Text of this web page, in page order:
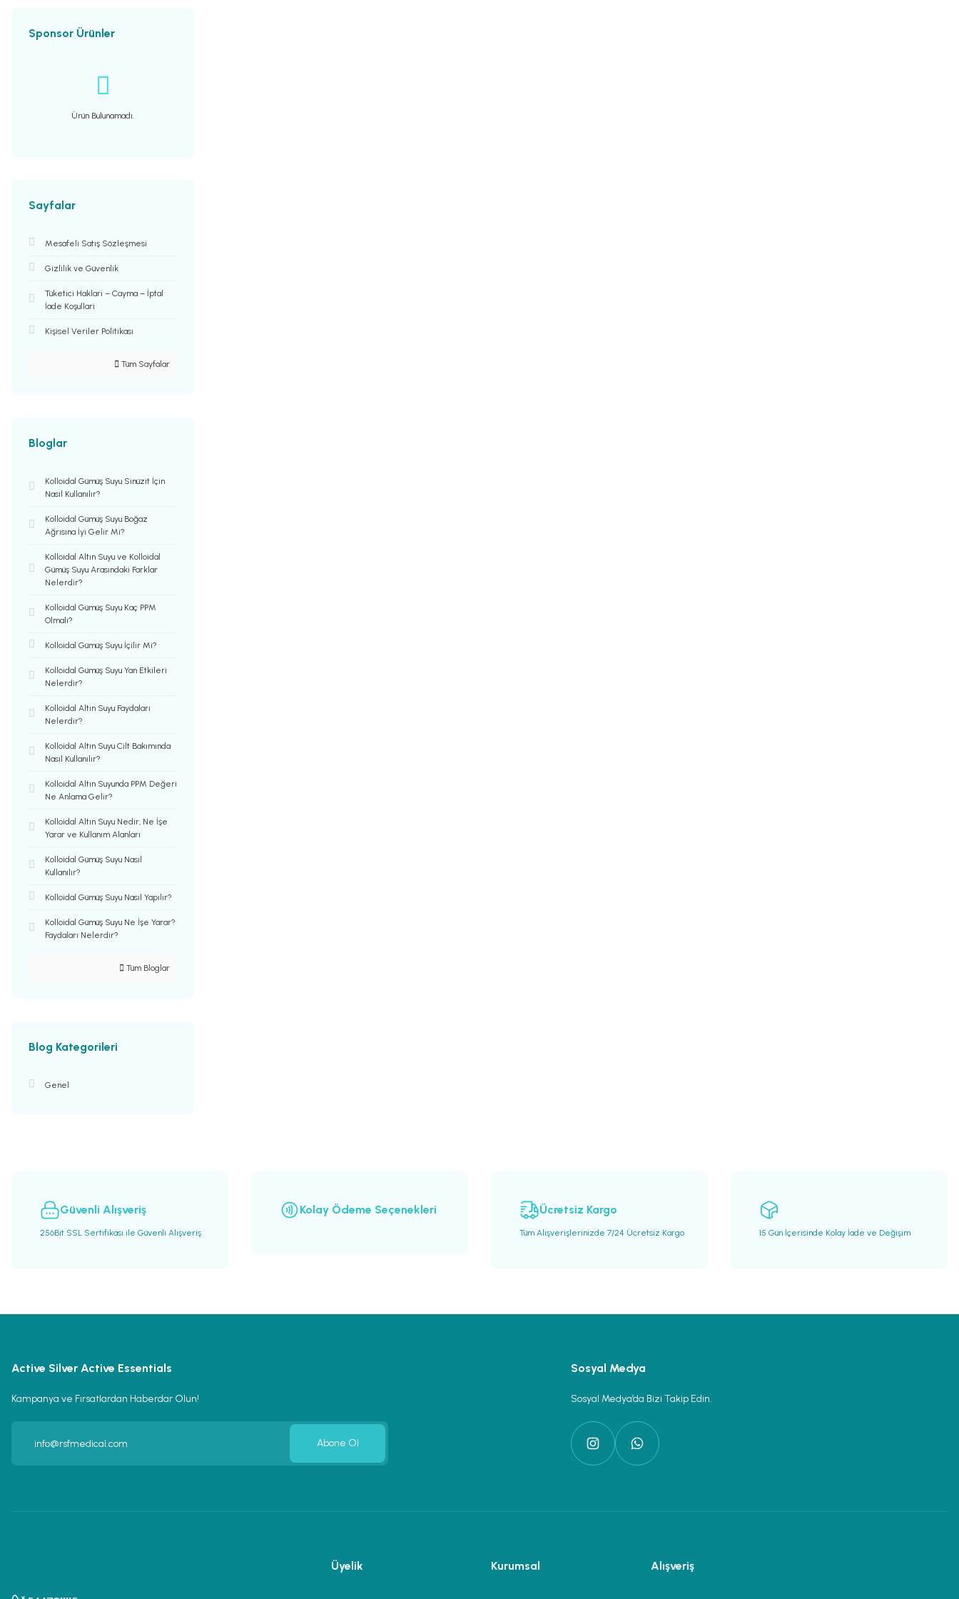
Sponsor Ürünler
Ürün Bulunamadı.
Sayfalar
Mesafeli Satış Sözleşmesi
Gizlilik ve Güvenlik
Tüketici Haklari – Cayma – İptal
İade Koşullari
Kişisel Veriler Politikası
Tüm Sayfalar
Bloglar
Kolloidal Gümüş Suyu Sinüzit İçin
Nasıl Kullanılır?
Kolloidal Gümüş Suyu Boğaz
Ağrısına İyi Gelir Mi?
Kolloidal Altın Suyu ve Kolloidal
Gümüş Suyu Arasındaki Farklar
Nelerdir?
Kolloidal Gümüş Suyu Kaç PPM
Olmalı?
Kolloidal Gümüş Suyu İçilir Mi?
Kolloidal Gümüş Suyu Yan Etkileri​
Nelerdir?
Kolloidal Altın Suyu Faydaları
Nelerdir?
Kolloidal Altın Suyu Cilt Bakımında
Nasıl Kullanılır?
Kolloidal Altın Suyunda PPM Değeri
Ne Anlama Gelir?
Kolloidal Altın Suyu Nedir, Ne İşe
Yarar ve Kullanım Alanları
Kolloidal Gümüş Suyu Nasıl
Kullanılır?
Kolloidal Gümüş Suyu Nasıl Yapılır?
Kolloidal Gümüş Suyu Ne İşe Yarar?
Faydaları Nelerdir?
Tüm Bloglar
Blog Kategorileri
Genel
Güvenli Alışveriş
256Bit SSL Sertifikası ile Güvenli Alışveriş
Kolay Ödeme Seçenekleri Ücretsiz Kargo
Tüm Alışverişlerinizde 7/24 Ücretsiz Kargo 15 Gün İçerisinde Kolay İade ve Değişim
Active Silver Active Essentials
Kampanya ve Fırsatlardan Haberdar Olun!
Abone Ol
Sosyal Medya
Sosyal Medya’da Bizi Takip Edin.
Üyelik Kurumsal Alışveriş